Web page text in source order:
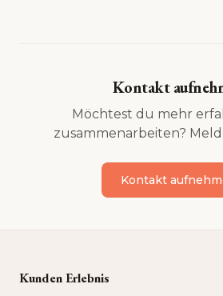
Kontakt
Möchtest du mehr
zusammenarbeiten?
Kontakt
Kunden Erlebnis